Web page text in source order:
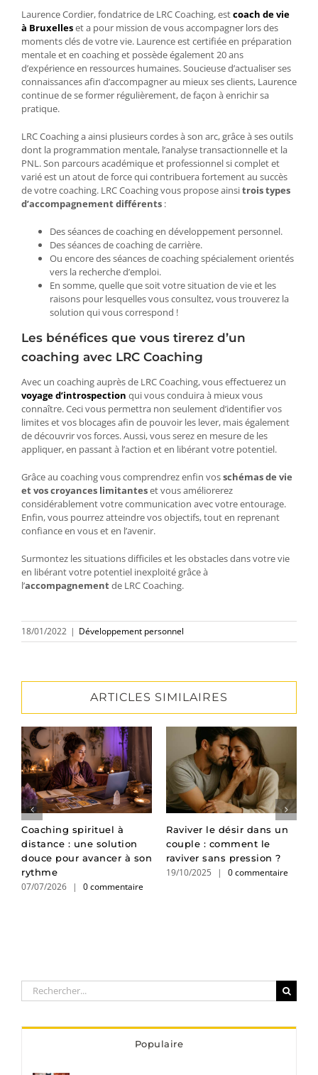
Laurence Cordier, fondatrice de LRC Coaching, estcoach de vie
à Bruxelleset a pour mission de vous accompagner lors des
moments clés de votre vie. Laurence est certifiée en préparation
mentale et en coaching et possède également 20 ans
d’expérience en ressources humaines. Soucieuse d’actualiser ses
connaissances afin d’accompagner au mieux ses clients, Laurence
continue de se former régulièrement, de façon à enrichir sa
pratique.
LRC Coaching a ainsi plusieurs cordes à son arc, grâce à ses outils
dont la programmation mentale, l’analyse transactionnelle et la
PNL. Son parcours académique et professionnel si complet et
varié est un atout de force qui contribuera fortement au succès
de votre coaching. LRC Coaching vous propose ainsitrois types
d’accompagnement différents :
Des séances de coaching en développement personnel.
Des séances de coaching de carrière.
Ou encore des séances de coaching spécialement orientés
vers la recherche d’emploi.
En somme, quelle que soit votre situation de vie et les
raisons pour lesquelles vous consultez, vous trouverez la
solution qui vous correspond !
Les bénéfices que vous tirerez d’un
coaching avec LRC Coaching
Avec un coaching auprès de LRC Coaching, vous effectuerez un
voyage d’introspection qui vous conduira à mieux vous
connaître. Ceci vous permettra non seulement d’identifier vos
limites et vos blocages afin de pouvoir les lever, mais également
de découvrir vos forces. Aussi, vous serez en mesure de les
appliquer, en passant à l’action et en libérant votre potentiel.
Grâce au coaching vous comprendrez enfin vosschémas de vie
et vos croyances limitanteset vous améliorerez
considérablement votre communication avec votre entourage.
Enfin, vous pourrez atteindre vos objectifs, tout en reprenant
confiance en vous et en l’avenir.
Surmontez les situations difficiles et les obstacles dans votre vie
en libérant votre potentiel inexploité grâce à
l’accompagnementde LRC Coaching.
18/01/2022 | Développement personnel
ARTICLES SIMILAIRES
Coaching spirituel à
distance : une solution
douce pour avancer à son
rythme
07/07/2026 | 0 commentaire
Raviver le désir dans un
couple : comment le
raviver sans pression ?
19/10/2025 | 0 commentaire
Rechercher:
Populaire